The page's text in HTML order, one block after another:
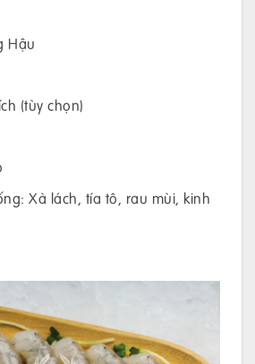
Hậu
(tùy chọn)
Xà lách, tía tô, rau mùi, kinh